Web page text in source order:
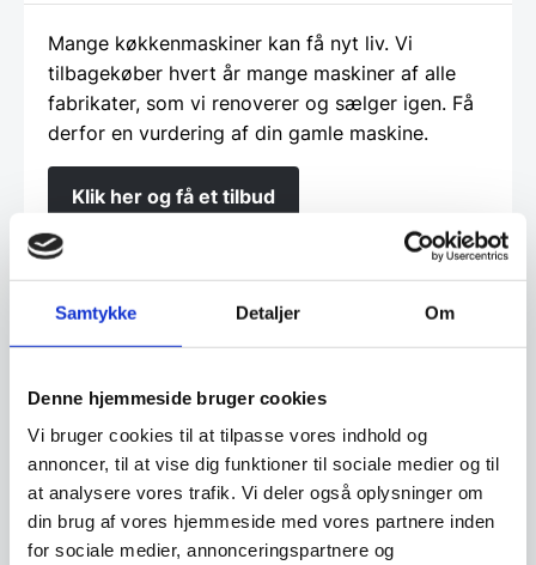
Samtykke Detaljer Om
Denne hjemmeside bruger cookies
Vi bruger cookies til at tilpasse vores indhold og
annoncer, til at vise dig funktioner til sociale medier og til
at analysere vores trafik. Vi deler også oplysninger om
din brug af vores hjemmeside med vores partnere inden
for sociale medier, annonceringspartnere og
Mange køkkenmaskiner kan få nyt liv. Vi
tilbagekøber hvert år mange maskiner af alle
fabrikater, som vi renoverer og sælger igen. Få
derfor en vurdering af din gamle maskine.
Klik her og få et tilbud
Finansiering
Ønsker du at få dine varer finansieret har vi
samarbejdspartnere. Du findes vores beregner
og ansøgningsskema her:
Beregn og ansøg her